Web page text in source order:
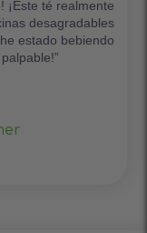
¡Este té realmente
desagradables
estado bebiendo